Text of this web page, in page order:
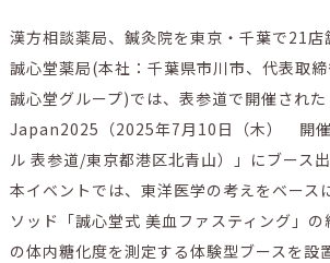
漢方相談薬局、鍼灸院を東京・千葉で21店
誠心堂薬局(本社：千葉県市川市、代表取
誠心堂グループ)では、表参道で開催され
Japan2025（2025年7月10日（木） 開催
ル 表参道/東京都港区北青山）」にブース
本イベントでは、東洋医学の考えをベース
ソッド「誠心堂式 美血ファスティング」
の体内糖化度を測定する体験型ブースを設